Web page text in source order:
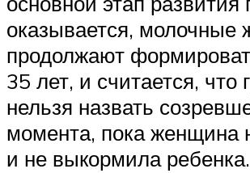
оказывается, молочные
продолжают
35 лет, и считается, что
нельзя назвать
момента, пока женщина
и не выкормила ребенка.